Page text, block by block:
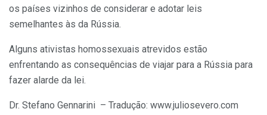
os países vizinhos de considerar e adotar leis
semelhantes às da Rússia.
Alguns ativistas homossexuais atrevidos estão
enfrentando as consequências de viajar para a Rússia para
fazer alarde da lei.
Dr. Stefano Gennarini – Tradução: www.juliosevero.com